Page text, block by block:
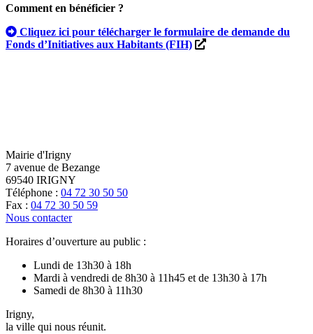
Comment en bénéficier ?
Cliquez ici pour télécharger le formulaire de demande du
Fonds d’Initiatives aux Habitants (FIH)
Mairie d'Irigny
7 avenue de Bezange
69540 IRIGNY
Téléphone : 04 72 30 50 50
Fax : 04 72 30 50 59
Nous contacter
Horaires d’ouverture au public :
Lundi de 13h30 à 18h
Mardi à vendredi de 8h30 à 11h45 et de 13h30 à 17h
Samedi de 8h30 à 11h30
Irigny,
la ville qui nous réunit.